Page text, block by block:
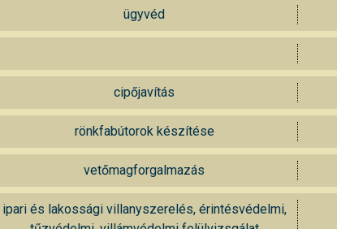
ügyvéd
cipőjavítás
rönkfabútorok készítése
vetőmagforgalmazás
ipari és lakossági villanyszerelés, érintésvédelmi,